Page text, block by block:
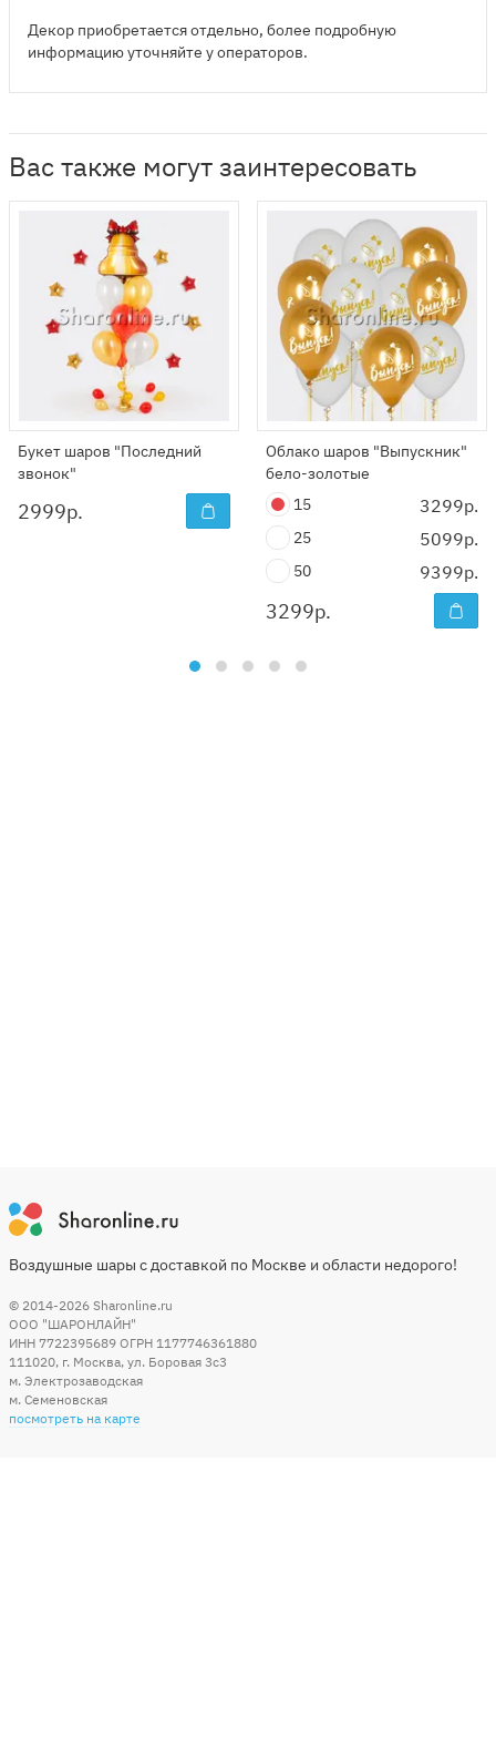
​Декор приобретается отдельно, более подробную
информацию уточняйте у операторов.
Вас также могут заинтересовать
Букет шаров "Последний
звонок"
2999р.
Облако шаров "Выпускник"
бело-золотые
15
3299р.
25 5099р.
50 9399р.
3299р.
Воздушные шары с доставкой по Москве и области недорого!
© 2014-2026 Sharonline.ru
ООО "ШАРОНЛАЙН"
ИНН 7722395689 ОГРН 1177746361880
111020, г. Москва, ул. Боровая 3c3
м. Электрозаводская
м. Семеновская
посмотреть на карте